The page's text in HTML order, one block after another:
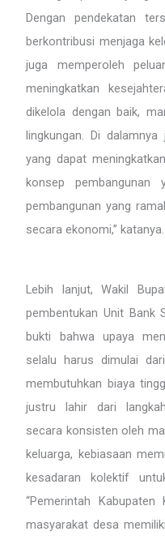
Dengan pendekatan
berkontribusi menjaga
juga memperoleh
meningkatkan
dikelola dengan baik,
lingkungan. Di
yang dapat
konsep
pembangunan yang
secara ekonomi,” katanya.
Lebih lanjut, Wakil
pembentukan Unit Bank
bukti bahwa upaya
selalu harus dimulai
membutuhkan biaya
justru lahir dari
secara konsisten oleh
keluarga, kebiasaan
kesadaran kolektif
“Pemerintah
masyarakat desa